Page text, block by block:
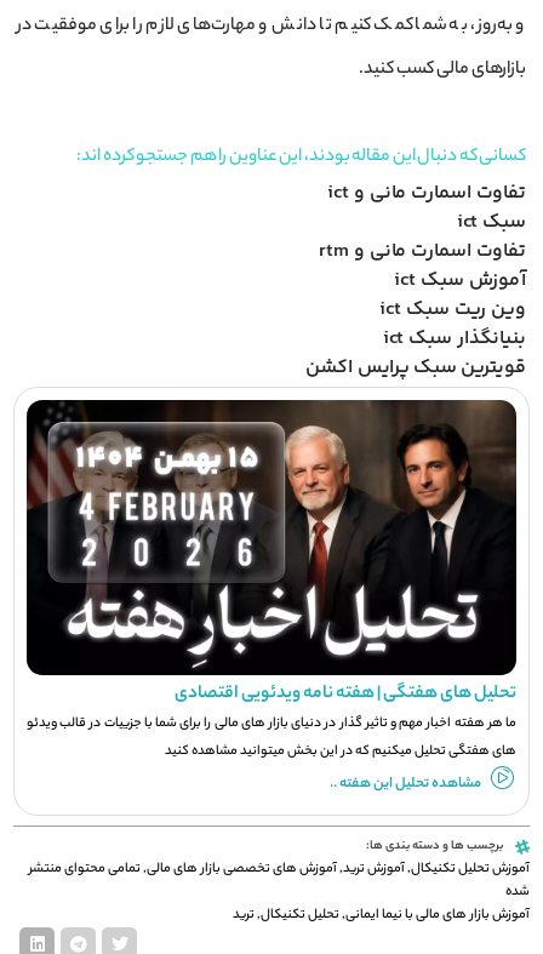
و به‌روز، به شما کمک کنیم تا دانش و مهارت‌های لازم را برای موفقیت در
بازارهای مالی کسب کنید.
کسانی که دنبال این مقاله بودند، این عناوین را هم جستجو کرده اند:
تفاوت اسمارت مانی و ict
سبک ict
تفاوت اسمارت مانی و rtm
آموزش سبک ict
وین ریت سبک ict
بنیانگذار سبک ict
قویترین سبک پرایس اکشن
تحلیل های هفتگی | هفته نامه ویدئویی اقتصادی
ما هر هفته اخبار مهم و تاثیر گذار در دنیای بازار های مالی را برای شما با جزيیات در قالب ویدئو
های هفتگی تحلیل میکنیم که در این بخش میتوانید مشاهده کنید
مشاهده تحلیل این هفته ..
برچسب ها و دسته بندی ها:
آموزش تحلیل تکنیکال,آموزش ترید,آموزش های تخصصی بازار های مالی,تمامی محتوای منتشر
شده
آموزش بازار های مالی با نیما ایمانی,تحلیل تکنیکال,ترید